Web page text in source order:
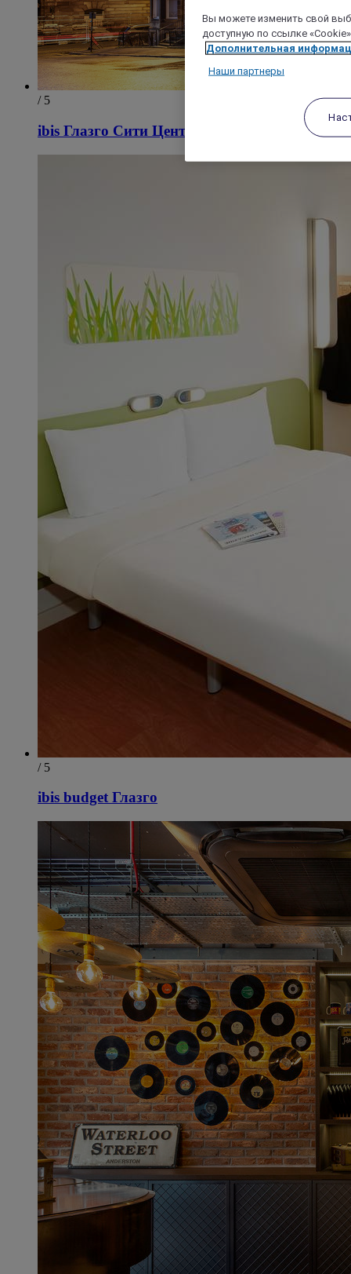
/ 5
ibis Глазго Сити Центр — Сошихолл-Стрит
/ 5
ibis budget Глазго
Вы можете изменить свой
доступную по ссылке
Дополнительная
Наши партнеры